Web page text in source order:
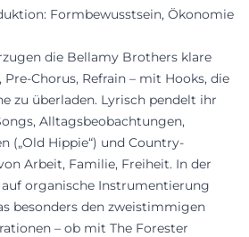
Formbewusstsein, Ökonomie
die Bellamy Brothers klare
Chorus, Refrain – mit Hooks, die
zu überladen. Lyrisch pendelt ihr
Alltagsbeobachtungen,
(„Old Hippie“) und Country-
Arbeit, Familie, Freiheit. In der
organische Instrumentierung
besonders den zweistimmigen
– ob mit The Forester